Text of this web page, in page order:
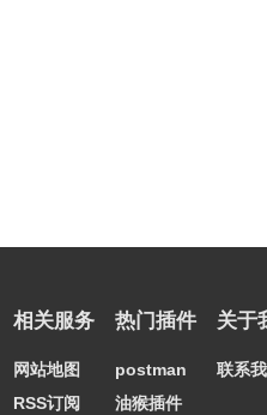
相关服务
网站地图
RSS订阅
热门插件
postman
油猴插件
关于
联系